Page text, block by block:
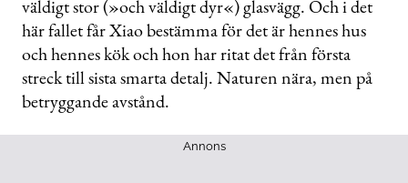
väldigt stor (»och väldigt dyr«) glasvägg. Och i det
här fallet får Xiao bestämma för det är hennes hus
och hennes kök och hon har ritat det från första
streck till sista smarta detalj. Naturen nära, men på
betryggande avstånd.
Annons